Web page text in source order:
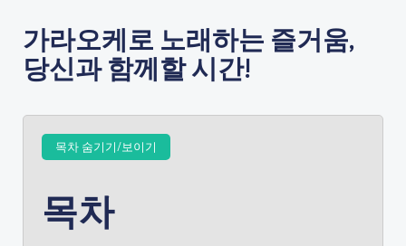
가라오케로 노래하는 즐거움,
당신과 함께할 시간!
목차 숨기기/보이기
목차